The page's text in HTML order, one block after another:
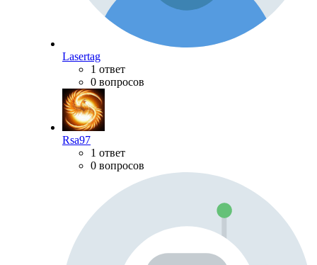
Lasertag
1 ответ
0 вопросов
Rsa97
1 ответ
0 вопросов